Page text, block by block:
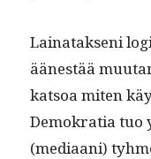
Lainatak­seni
äänestää
kat­soa miten
Demokra­tia tuo
(medi­aani)